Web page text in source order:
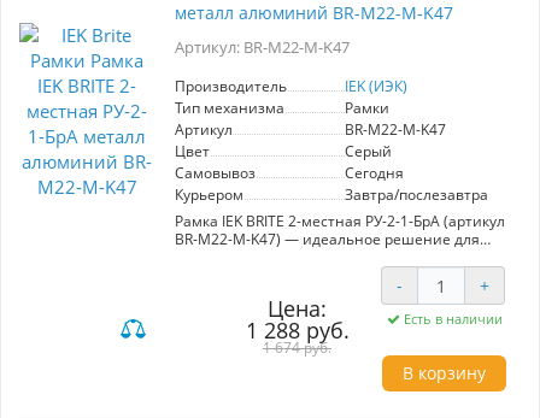
задачи ремонта и строительства.
добавляет эстетическую ценность, но и
вашем пространстве. Ваша электротехника
теперь будет выглядеть гармонично и
современно!
металл алюминий BR-M22-M-K47
Артикул: BR-M22-M-K47
Производитель
IEK (ИЭК)
Тип механизма
Рамки
Артикул
BR-M22-M-K47
Цвет
Серый
Самовывоз
Сегодня
Курьером
Завтра/послезавтра
Рамка IEK BRITE 2-местная РУ-2-1-БрА (артикул
BR-M22-M-K47) — идеальное решение для
Изготовленная из высококачественного
алюминия, она обеспечивает надежность и
долговечность в эксплуатации. Серия "BRITE"
от IEK представляет собой сочетание
гармоничного дизайна и европейских
стандартов, что делает ее подходящей как для
жилых, так и для коммерческих объектов.
Цена:
1 288 руб.
1 674 руб.
- +
Есть в наличии
В корзину